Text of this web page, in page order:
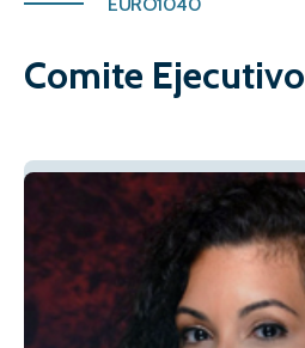
Comite Ejecutivo